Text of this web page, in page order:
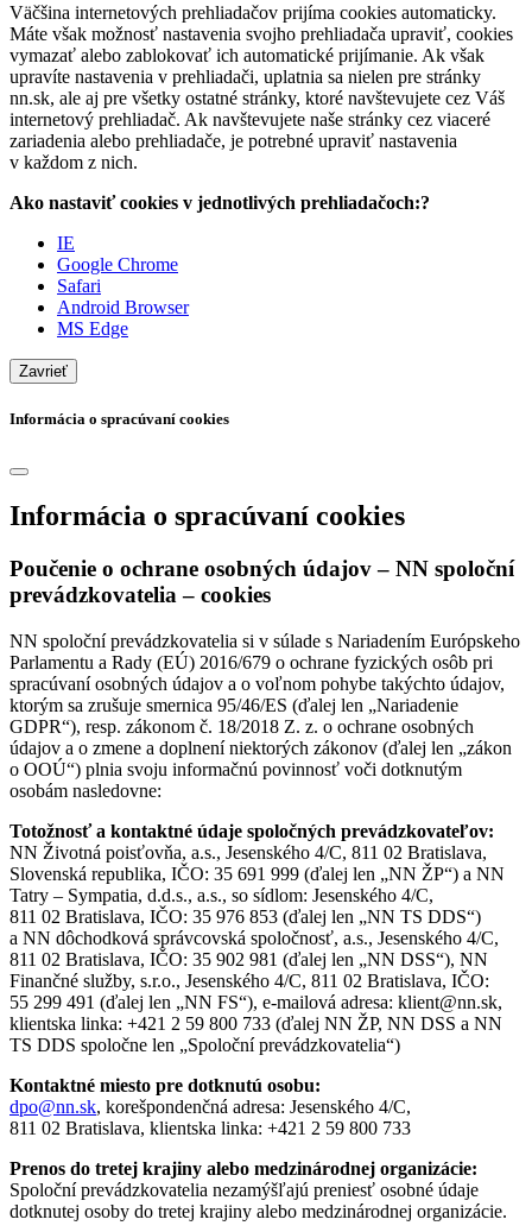
Väčšina internetových prehliadačov prijíma cookies automaticky.
Máte však možnosť nastavenia svojho prehliadača upraviť, cookies
vymazať alebo zablokovať ich automatické prijímanie. Ak však
upravíte nastavenia v prehliadači, uplatnia sa nielen pre stránky
nn.sk, ale aj pre všetky ostatné stránky, ktoré navštevujete cez Váš
internetový prehliadač. Ak navštevujete naše stránky cez viaceré
zariadenia alebo prehliadače, je potrebné upraviť nastavenia
v každom z nich.
Ako nastaviť cookies v jednotlivých prehliadačoch:?
IE
Google Chrome
Safari
Android Browser
MS Edge
Zavrieť
Informácia o spracúvaní cookies
Informácia o spracúvaní cookies
Poučenie o ochrane osobných údajov – NN spoloční
prevádzkovatelia – cookies
NN spoloční prevádzkovatelia si v súlade s Nariadením Európskeho
Parlamentu a Rady (EÚ) 2016/679 o ochrane fyzických osôb pri
spracúvaní osobných údajov a o voľnom pohybe takýchto údajov,
ktorým sa zrušuje smernica 95/46/ES (ďalej len „Nariadenie
GDPR“), resp. zákonom č. 18/2018 Z. z. o ochrane osobných
údajov a o zmene a doplnení niektorých zákonov (ďalej len „zákon
o OOÚ“) plnia svoju informačnú povinnosť voči dotknutým
osobám nasledovne:
Totožnosť a kontaktné údaje spoločných prevádzkovateľov:
NN Životná poisťovňa, a.s., Jesenského 4/C, 811 02 Bratislava,
Slovenská republika, IČO: 35 691 999 (ďalej len „NN ŽP“) a NN
Tatry – Sympatia, d.d.s., a.s., so sídlom: Jesenského 4/C,
811 02 Bratislava, IČO: 35 976 853 (ďalej len „NN TS DDS“)
a NN dôchodková správcovská spoločnosť, a.s., Jesenského 4/C,
811 02 Bratislava, IČO: 35 902 981 (ďalej len „NN DSS“), NN
Finančné služby, s.r.o., Jesenského 4/C, 811 02 Bratislava, IČO:
55 299 491 (ďalej len „NN FS“), e-mailová adresa: klient@nn.sk,
klientska linka: +421 2 59 800 733 (ďalej NN ŽP, NN DSS a NN
TS DDS spoločne len „Spoloční prevádzkovatelia“)
Kontaktné miesto pre dotknutú osobu:
dpo@nn.sk, korešpondenčná adresa: Jesenského 4/C,
811 02 Bratislava, klientska linka: +421 2 59 800 733
Prenos do tretej krajiny alebo medzinárodnej organizácie:
Spoloční prevádzkovatelia nezamýšľajú preniesť osobné údaje
dotknutej osoby do tretej krajiny alebo medzinárodnej organizácie.